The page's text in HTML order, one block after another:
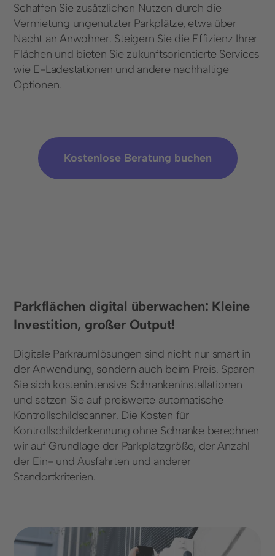
Schaffen Sie zusätzlichen Nutzen durch die
Vermietung ungenutzter Parkplätze, etwa über
Nacht an Anwohner. Steigern Sie die Effizienz Ihrer
Flächen und bieten Sie zukunftsorientierte Services
wie E-Ladestationen und andere nachhaltige
Optionen.
Kostenlose Beratung buchen
Parkflächen digital überwachen: Kleine
Investition, großer Output!
Digitale Parkraumlösungen sind nicht nur smart in
der Anwendung, sondern auch beim Preis. Sparen
Sie sich kostenintensive Schrankeninstallationen
und setzen Sie auf preiswerte automatische
Kontrollschildscanner. Die Kosten für
Kontrollschilderkennung ohne Schranke berechnen
wir auf Grundlage der Parkplatzgröße, der Anzahl
der Ein- und Ausfahrten und anderer
Standortkriterien.